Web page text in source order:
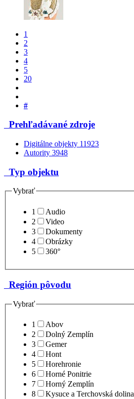
1
2
3
4
5
20
#
Prehľadávané zdroje
Digitálne objekty 11923
Autority 3948
Typ objektu
Vybrať
1
Audio
2
Video
3
Dokumenty
4
Obrázky
5
360°
Región pôvodu
Vybrať
1
Abov
2
Dolný Zemplín
3
Gemer
4
Hont
5
Horehronie
6
Horné Ponitrie
7
Horný Zemplín
8
Kysuce a Terchovská dolina